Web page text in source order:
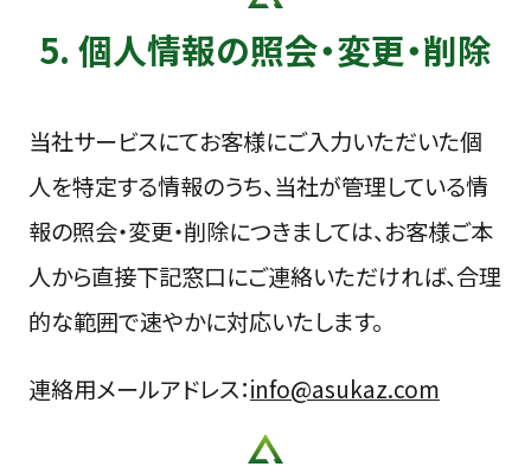
5. 個人情報の照会・変更・削除
当社サービスにてお客様にご入力いただいた個
人を特定する情報のうち、当社が管理している情
報の照会・変更・削除につきましては、お客様ご本
人から直接下記窓口にご連絡いただければ、合理
的な範囲で速やかに対応いたします。
連絡用メールアドレス：info@asukaz.com